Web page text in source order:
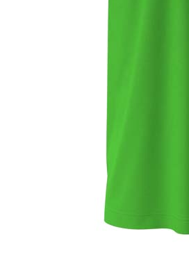
Light Grey Melange (LGM)